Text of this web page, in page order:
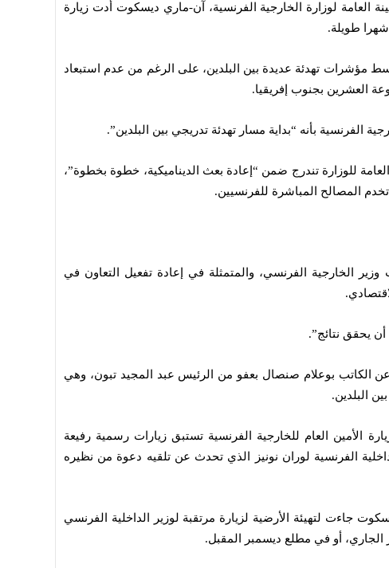
العامة لوزارة الخارجية الفرنسية، آن-ماري ديسكوت أدت زيارة
طويلة.
مؤشرات تهدئة عديدة بين البلدين، على الرغم من عدم استبعاد
العشرين بجنوب إفريقيا.
الفرنسية بأنه “بداية مسار تهدئة تدريجي بين البلدين”.
للوزارة تندرج ضمن “إعادة بعث الديناميكية، خطوة بخطوة”،
المصالح المباشرة للفرنسيين.
الخارجية الفرنسي، والمتمثلة في إعادة تفعيل التعاون في
يحقق نتائج”.
الكاتب بوعلام صنصال بعفو من الرئيس عبد المجيد تبون، وهي
البلدين.
الأمين العام للخارجية الفرنسية تستبق زيارات رسمية رفيعة
الفرنسية لوران نونيز الذي تحدث عن تلقيه دعوة من نظيره
جاءت لتهيئة الأرضية لزيارة مرتقبة لوزير الداخلية الفرنسي
الجاري، أو في مطلع ديسمبر المقبل.